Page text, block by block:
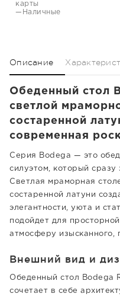
карты
—Наличные
Описание
Обеденный стол
светлой
состаренной
современная
Серия Bodega — это
силуэтом, который сразу
Светлая мраморная
состаренной латуни
элегантности, уюта и
подойдет для
атмосферу изысканного,
Внешний вид и
Обеденный стол Bodega
сочетает в себе